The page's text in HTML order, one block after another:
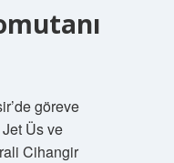
göreve
Üs ve
Cihangir